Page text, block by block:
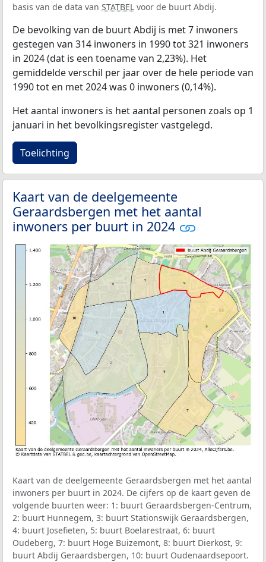
basis van de data van STATBEL voor de buurt Abdij.
De bevolking van de buurt Abdij is met 7 inwoners
gestegen van 314 inwoners in 1990 tot 321 inwoners
in 2024 (dat is een toename van 2,23%). Het
gemiddelde verschil per jaar over de hele periode van
1990 tot en met 2024 was 0 inwoners (0,14%).
Het aantal inwoners is het aantal personen zoals op 1
januari in het bevolkingsregister vastgelegd.
Toelichting
Kaart van de deelgemeente
Geraardsbergen met het aantal
inwoners per buurt in 2024
Kaart van de deelgemeente Geraardsbergen met het aantal
inwoners per buurt in 2024. De cijfers op de kaart geven de
volgende buurten weer: 1: buurt Geraardsbergen-Centrum,
2: buurt Hunnegem, 3: buurt Stationswijk Geraardsbergen,
4: buurt Josefieten, 5: buurt Boelarestraat, 6: buurt
Oudeberg, 7: buurt Hoge Buizemont, 8: buurt Dierkost, 9:
buurt Abdij Geraardsbergen, 10: buurt Oudenaardsepoort.